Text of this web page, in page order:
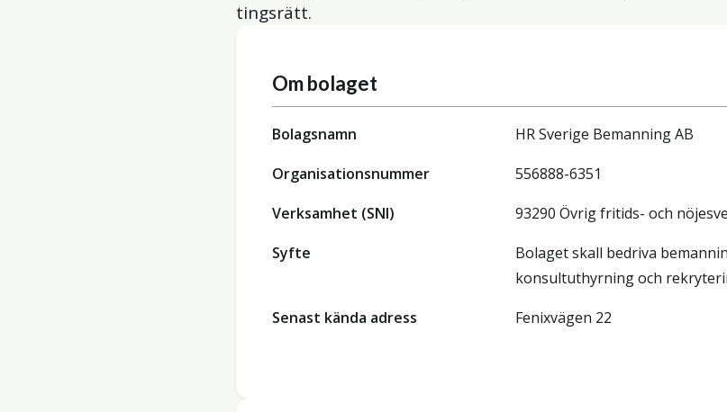
tingsrätt.
Om bolaget
Bolagsnamn
HR Sverige Bemanning AB
Organisationsnummer
556888-6351
Verksamhet (SNI)
93290 Övrig fritids- och
Syfte
Bolaget skall bedriva
konsultuthyrning och
Senast kända adress
Fenixvägen 22